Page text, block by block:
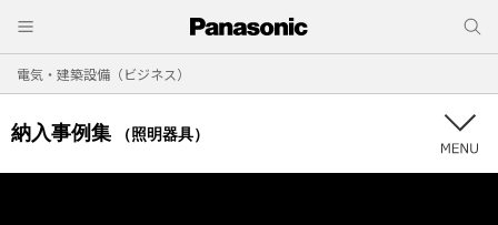
電気・建築設備（ビジネス）
納入事例集 （照明器具）